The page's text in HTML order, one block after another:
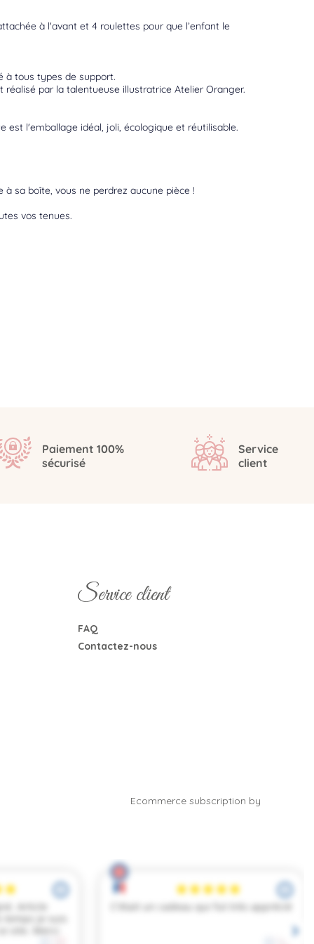
à l'avant et 4 roulettes pour que l’enfant le
à tous types de support.
par la talentueuse illustratrice Atelier Oranger.
est l'emballage idéal, joli, écologique et réutilisable.
sa boîte, vous ne perdrez aucune pièce !
vos tenues.
Paiement 100%
sécurisé
Service
client
Service client
FAQ
Contactez-nous
Ecommerce subscription by